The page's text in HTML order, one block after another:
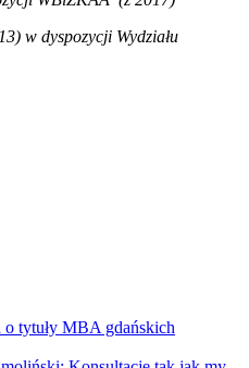
w dyspozycji Wydziału
o tytuły MBA gdańskich